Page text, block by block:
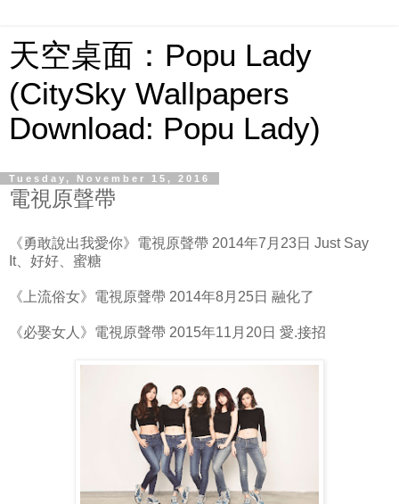
天空桌面：Popu Lady
(CitySky Wallpapers
Download: Popu Lady)
Tuesday, November 15, 2016
電視原聲帶
《勇敢說出我愛你》電視原聲帶 2014年7月23日 Just Say
It、好好、蜜糖
《上流俗女》電視原聲帶 2014年8月25日 融化了
《必娶女人》電視原聲帶 2015年11月20日 愛.接招